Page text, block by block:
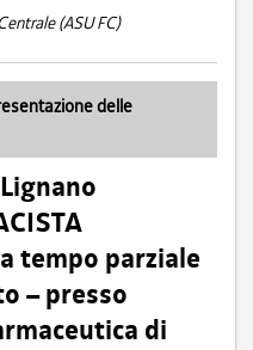
(ASU FC)
delle
tempo parziale
– presso
di